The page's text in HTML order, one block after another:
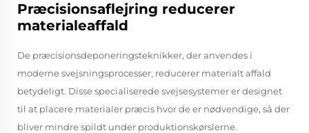
Præcisionsaflejring reducerer
materialeaffald
De præcisionsdeponeringsteknikker, der anvendes i
moderne svejsningsprocesser, reducerer materialt affald
betydeligt. Disse specialiserede svejsesystemer er designet
til at placere materialer præcis hvor de er nødvendige, så der
bliver mindre spildt under produktionskørslerne.